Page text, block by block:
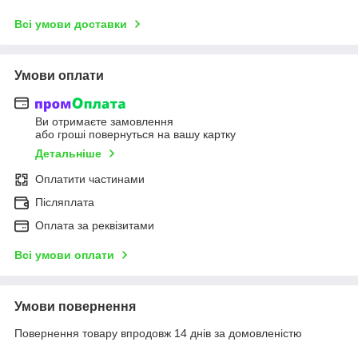
Всі умови доставки
Умови оплати
Ви отримаєте замовлення
або гроші повернуться на вашу картку
Детальніше
Оплатити частинами
Післяплата
Оплата за реквізитами
Всі умови оплати
Умови повернення
Повернення товару впродовж 14 днів за домовленістю